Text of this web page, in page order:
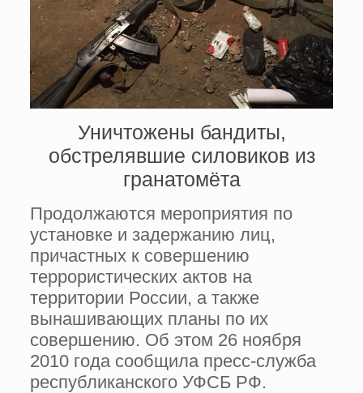
Уничтожены бандиты,
обстрелявшие силовиков из
гранатомёта
Продолжаются мероприятия по
установке и задержанию лиц,
причастных к совершению
террористических актов на
территории России, а также
вынашивающих планы по их
совершению. Об этом 26 ноября
2010 года сообщила пресс-служба
республиканского УФСБ РФ.